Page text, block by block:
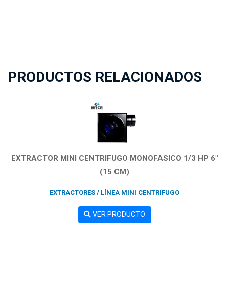
PRODUCTOS RELACIONADOS
EXTRACTOR MINI CENTRIFUGO MONOFASICO 1/3 HP 6"
(15 CM)
EXTRACTORES / LÍNEA MINI CENTRIFUGO
VER PRODUCTO